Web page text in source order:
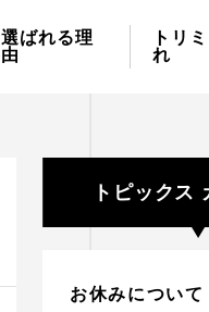
選ばれる理
由
トリ
れ
トピックス
お休みについて